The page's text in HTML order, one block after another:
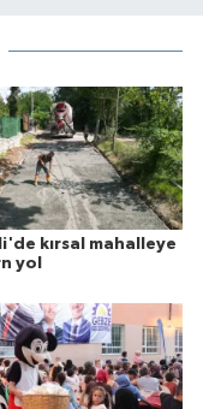
kırsal mahalleye
yol